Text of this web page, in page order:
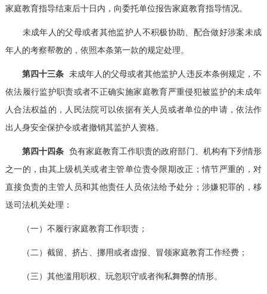
家庭教育指导结束后十日内，向委托单位报告家庭教育指导情况。
未成年人的父母或者其他监护人不积极协助、配合做好涉案未成
年人的考察帮教的，依照本条第一款的规定处理。
第四十三条 未成年人的父母或者其他监护人违反本条例规定，不
依法履行监护职责或者不正确实施家庭教育严重侵犯被监护的未成年
人合法权益的，人民法院可以依据有关人员或者单位的申请，依法作
出人身安全保护令或者撤销其监护人资格。
第四十四条 负有家庭教育工作职责的政府部门、机构有下列情形
之一的，由其上级机关或者主管单位责令限期改正；情节严重的，对
直接负责的主管人员和其他责任人员依法给予处分；涉嫌犯罪的，移
送司法机关处理：
（一）不履行家庭教育工作职责；
（二）截留、挤占、挪用或者虚报、冒领家庭教育工作经费；
（三）其他滥用职权、玩忽职守或者徇私舞弊的情形。